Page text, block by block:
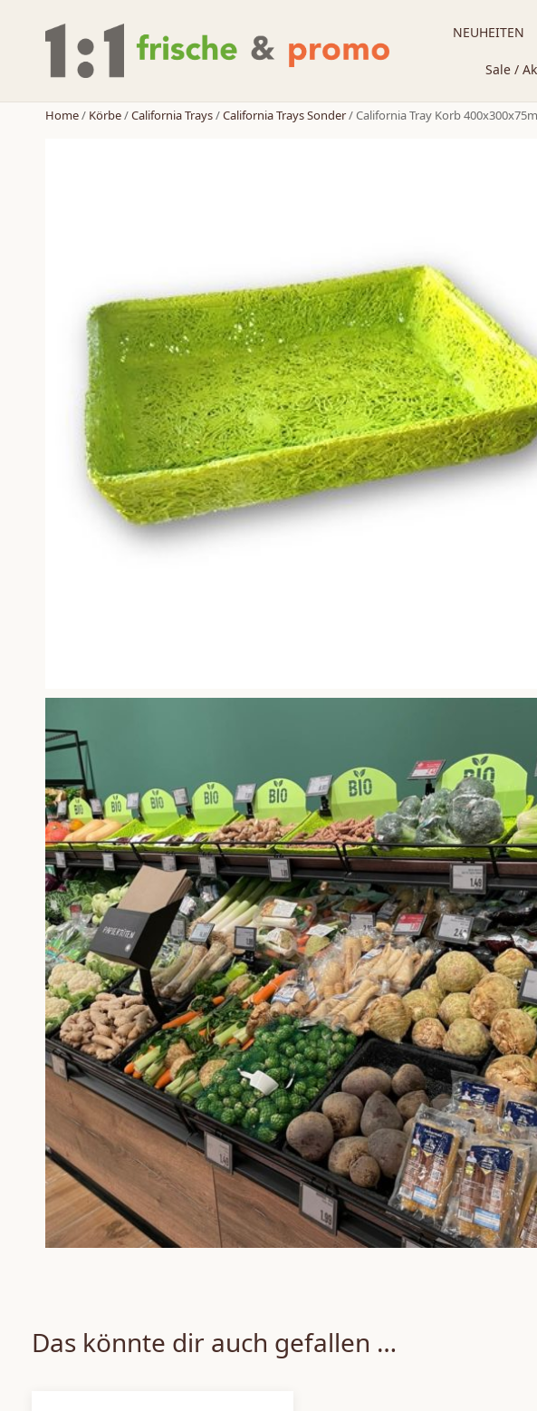
NEUHEITEN
Sale /
Home/ Körbe/California Trays/California Trays Sonder/ California Tray Korb
Das könnte dir auch gefallen …
Zweitplatzierung
Möbelregale
Sale / Aktionen